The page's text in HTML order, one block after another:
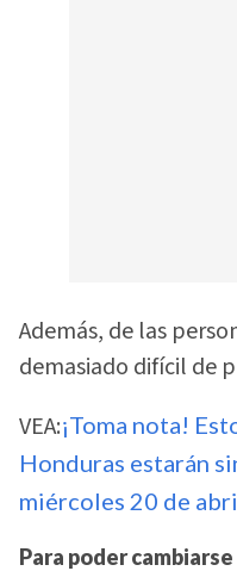
Además, de las
demasiado difícil de
VEA:¡Toma nota!
Honduras estarán
miércoles 20 de
Para poder